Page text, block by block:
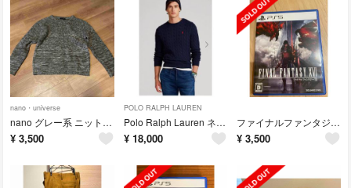
nano・universe
nano グレー系 ニットセーター 長袖
¥ 3,500
POLO RALPH LAUREN
Polo Ralph Lauren ネイビー ケーブルニット M
¥ 18,000
ファイナルファンタジーXVI（ファイナルファンタジー16）
¥ 3,500